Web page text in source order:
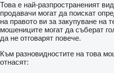
Това е най-разпространеният
продавачи могат да поискат
на правото ви за закупуване на
мошениците могат да съберат
да не отговарят повече.
Към разновидностите на това
отнасят: